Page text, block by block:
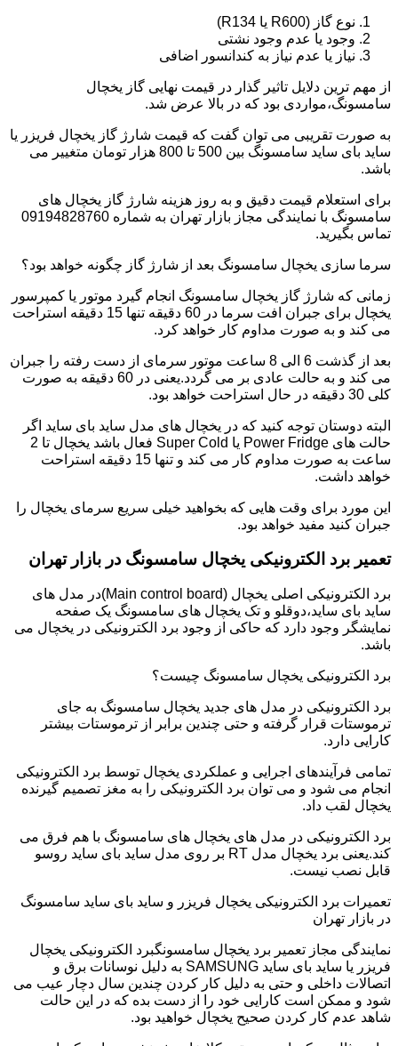
نوع گاز (R600 یا R134)
وجود یا عدم وجود نشتی
نیاز یا عدم نیاز به کندانسور اضافی
از مهم ترین دلایل تاثیر گذار در قیمت نهایی گاز یخچال
سامسونگ،مواردی بود که در بالا عرض شد.
به صورت تقریبی می توان گفت که قیمت شارژ گاز یخچال فریزر یا
ساید بای ساید سامسونگ بین 500 تا 800 هزار تومان متغییر می
باشد.
برای استعلام قیمت دقیق و به روز هزینه شارژ گاز یخچال های
سامسونگ با نمایندگی مجاز بازار تهران به شماره 09194828760
تماس بگیرید.
سرما سازی یخچال سامسونگ بعد از شارژ گاز چگونه خواهد بود؟
زمانی که شارژ گاز یخچال سامسونگ انجام گیرد موتور یا کمپرسور
یخچال برای جبران افت سرما در 60 دقیقه تنها 15 دقیقه استراحت
می کند و به صورت مداوم کار خواهد کرد.
بعد از گذشت 6 الی 8 ساعت موتور سرمای از دست رفته را جبران
می کند و به حالت عادی بر می گردد.یعنی در 60 دقیقه به صورت
کلی 30 دقیقه در حال استراحت خواهد بود.
البته دوستان توجه کنید که در یخچال های مدل ساید بای ساید اگر
حالت های Power Fridge یا Super Cold فعال باشد یخچال تا 2
ساعت به صورت مداوم کار می کند و تنها 15 دقیقه استراحت
خواهد داشت.
این مورد برای وقت هایی که بخواهید خیلی سریع سرمای یخچال را
جبران کنید مفید خواهد بود.
تعمیر برد الکترونیکی یخچال سامسونگ در بازار تهران
برد الکترونیکی اصلی یخچال (Main control board)در مدل های
ساید بای ساید،دوقلو و تک یخچال های سامسونگ یک صفحه
نمایشگر وجود دارد که حاکی از وجود برد الکترونیکی در یخچال می
باشد.
برد الکترونیکی یخچال سامسونگ چیست؟
برد الکترونیکی در مدل های جدید یخچال سامسونگ به جای
ترموستات قرار گرفته و حتی چندین برابر از ترموستات بیشتر
کارایی دارد.
تمامی فرآیندهای اجرایی و عملکردی یخچال توسط برد الکترونیکی
انجام می شود و می توان برد الکترونیکی را به مغز تصمیم گیرنده
یخچال لقب داد.
برد الکترونیکی در مدل های یخچال های سامسونگ با هم فرق می
کند.یعنی برد یخچال مدل RT بر روی مدل ساید بای ساید روسو
قابل نصب نیست.
تعمیرات برد الکترونیکی یخچال فریزر و ساید بای ساید سامسونگ
در بازار تهران
نمایندگی مجاز تعمیر برد یخچال سامسونگبرد الکترونیکی یخچال
فریزر یا ساید بای ساید SAMSUNG به دلیل نوسانات برق و
اتصالات داخلی و حتی به دلیل کار کردن چندین سال دچار عیب می
شود و ممکن است کارایی خود را از دست بده که در این حالت
شاهد عدم کار کردن صحیح یخچال خواهید بود.